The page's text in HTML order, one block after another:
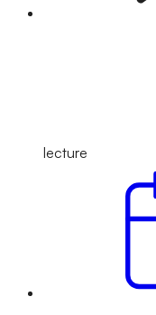
lecture